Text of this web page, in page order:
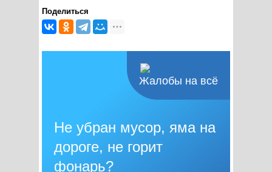
Поделиться
Жалобы на всё
Не убран мусор, яма на
дороге, не горит
фонарь?